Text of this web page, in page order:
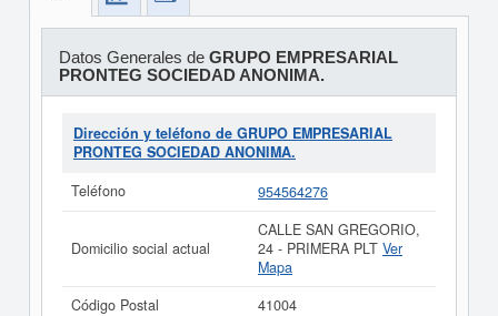
Datos Generales de GRUPO EMPRESARIAL
PRONTEG SOCIEDAD ANONIMA.
Dirección y teléfono de GRUPO EMPRESARIAL
PRONTEG SOCIEDAD ANONIMA.
Teléfono
954564276
Domicilio social actual
CALLE SAN GREGORIO,
24 - PRIMERA PLT Ver
Mapa
Código Postal
41004